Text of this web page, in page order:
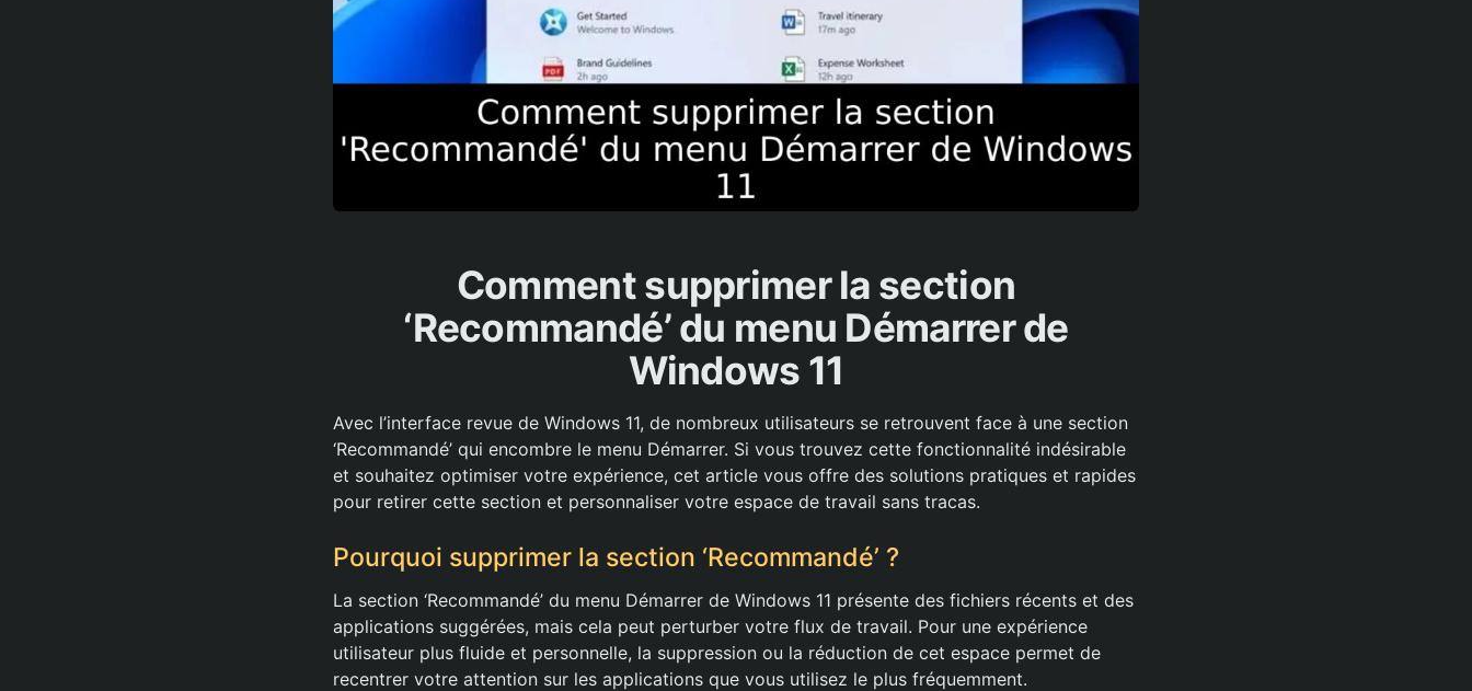
Comment supprimer la section
‘Recommandé’ du menu Démarrer de
Windows 11
Avec l’interface revue de Windows 11, de nombreux utilisateurs se retrouvent face à une section
‘Recommandé’ qui encombre le menu Démarrer. Si vous trouvez cette fonctionnalité indésirable
et souhaitez optimiser votre expérience, cet article vous offre des solutions pratiques et rapides
pour retirer cette section et personnaliser votre espace de travail sans tracas.
Pourquoi supprimer la section ‘Recommandé’ ?
La section ‘Recommandé’ du menu Démarrer de Windows 11 présente des fichiers récents et des
applications suggérées, mais cela peut perturber votre flux de travail. Pour une expérience
utilisateur plus fluide et personnelle, la suppression ou la réduction de cet espace permet de
recentrer votre attention sur les applications que vous utilisez le plus fréquemment.